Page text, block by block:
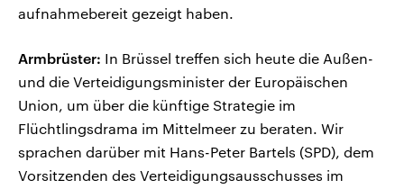
aufnahmebereit gezeigt haben.
Armbrüster: In Brüssel treffen sich heute die Außen-
und die Verteidigungsminister der Europäischen
Union, um über die künftige Strategie im
Flüchtlingsdrama im Mittelmeer zu beraten. Wir
sprachen darüber mit Hans-Peter Bartels (SPD), dem
Vorsitzenden des Verteidigungsausschusses im